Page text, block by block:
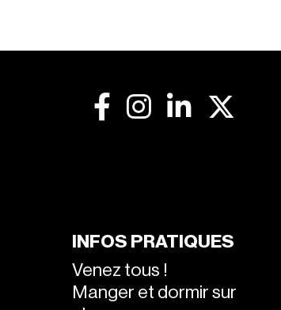
INFOS PRATIQUES
Venez tous !
Manger et dormir sur